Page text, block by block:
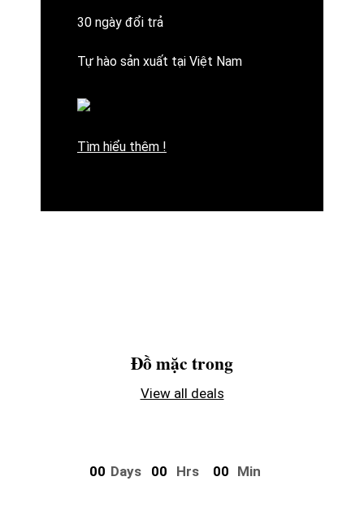
30 ngày đổi trả
Tự hào sản xuất tại Việt Nam
Tìm hiểu thêm !
Đồ mặc trong
View all deals
00 Days 00 Hrs 00 Min